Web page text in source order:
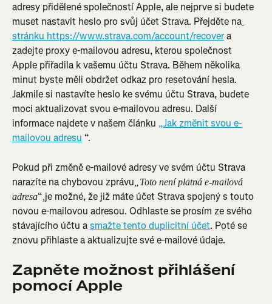
adresy přidělené společností Apple, ale nejprve si budete
muset nastavit heslo pro svůj účet Strava. Přejděte na
stránku https://www.strava.com/account/recover a
zadejte proxy e-mailovou adresu, kterou společnost
Apple přiřadila k vašemu účtu Strava. Během několika
minut byste měli obdržet odkaz pro resetování hesla.
Jakmile si nastavíte heslo ke svému účtu Strava, budete
moci aktualizovat svou e-mailovou adresu. Další
informace najdete v našem článku „Jak změnit svou e-
mailovou adresu “.
Pokud při změně e-mailové adresy ve svém účtu Strava
narazíte na chybovou zprávu „Toto není platná e-mailová
adresa“ je možné, že již máte účet Strava spojený s touto
novou e-mailovou adresou. Odhlaste se prosím ze svého
stávajícího účtu a smažte tento duplicitní účet. Poté se
znovu přihlaste a aktualizujte své e-mailové údaje.
Zapněte možnost přihlášení
pomocí Apple